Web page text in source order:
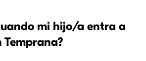
mi hijo/a entra a